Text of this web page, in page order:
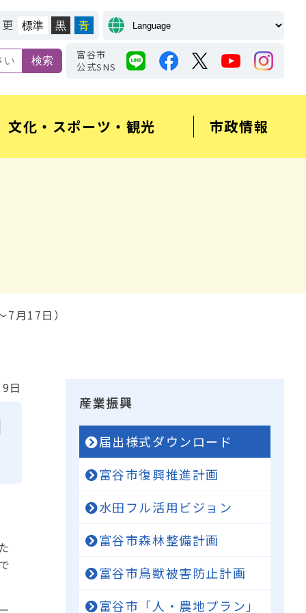
標準 黒 青
富谷市
公式SNS
文化・スポーツ・観光 市政情報
月17日）
日
産業振興
届出様式ダウンロード
富谷市復興推進計画
水田フル活用ビジョン
富谷市森林整備計画
富谷市鳥獣被害防止計画
富谷市「人・農地プラン」